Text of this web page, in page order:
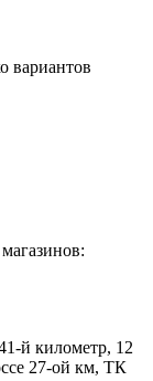
вариантов
й километр, 12
27-ой км, ТК